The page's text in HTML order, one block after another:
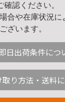
確認ください。
合や在庫状況に
ざいます。
日出荷条件につ
取り方法・送料